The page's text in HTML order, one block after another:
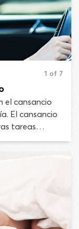
1 of 7
el cansancio
El cansancio
tareas
o ver a
que nos